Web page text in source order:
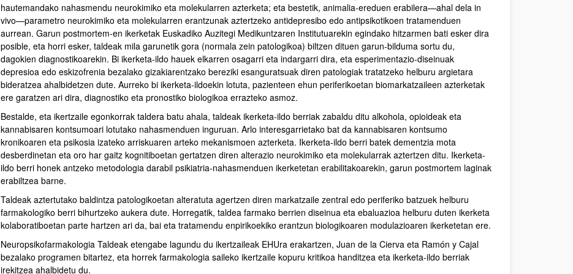
hautemandako nahasmendu neurokimiko eta molekularren azterketa; eta bestetik, animalia-ereduen erabilera—ahal dela in
vivo—parametro neurokimiko eta molekularren erantzunak aztertzeko antidepresibo edo antipsikotikoen tratamenduen
aurrean. Garun postmortem-en ikerketak Euskadiko Auzitegi Medikuntzaren Institutuarekin egindako hitzarmen bati esker dira
posible, eta horri esker, taldeak mila garunetik gora (normala zein patologikoa) biltzen dituen garun-bilduma sortu du,
dagokien diagnostikoarekin. Bi ikerketa-ildo hauek elkarren osagarri eta indargarri dira, eta esperimentazio-diseinuak
depresioa edo eskizofrenia bezalako gizakiarentzako bereziki esanguratsuak diren patologiak tratatzeko helburu argietara
bideratzea ahalbidetzen dute. Aurreko bi ikerketa-ildoekin lotuta, pazienteen ehun periferikoetan biomarkatzaileen azterketak
ere garatzen ari dira, diagnostiko eta pronostiko biologikoa errazteko asmoz.
Bestalde, eta ikertzaile egonkorrak taldera batu ahala, taldeak ikerketa-ildo berriak zabaldu ditu alkohola, opioideak eta
kannabisaren kontsumoari lotutako nahasmenduen inguruan. Arlo interesgarrietako bat da kannabisaren kontsumo
kronikoaren eta psikosia izateko arriskuaren arteko mekanismoen azterketa. Ikerketa-ildo berri batek dementzia mota
desberdinetan eta oro har gaitz kognitiboetan gertatzen diren alterazio neurokimiko eta molekularrak aztertzen ditu. Ikerketa-
ildo berri honek antzeko metodologia darabil psikiatria-nahasmenduen ikerketetan erabilitakoarekin, garun postmortem laginak
erabiltzea barne.
Taldeak aztertutako baldintza patologikoetan alteratuta agertzen diren markatzaile zentral edo periferiko batzuek helburu
farmakologiko berri bihurtzeko aukera dute. Horregatik, taldea farmako berrien diseinua eta ebaluazioa helburu duten ikerketa
kolaboratiboetan parte hartzen ari da, bai eta tratamendu enpirikoekiko erantzun biologikoaren modulazioaren ikerketetan ere.
Neuropsikofarmakologia Taldeak etengabe lagundu du ikertzaileak EHUra erakartzen, Juan de la Cierva eta Ramón y Cajal
bezalako programen bitartez, eta horrek farmakologia saileko ikertzaile kopuru kritikoa handitzea eta ikerketa-ildo berriak
irekitzea ahalbidetu du.